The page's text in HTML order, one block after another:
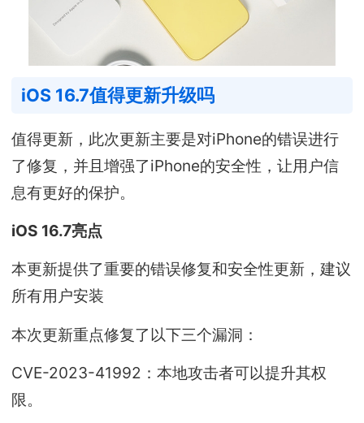
iOS 16.7值得更新升级吗
值得更新，此次更新主要是对iPhone的错误进行
了修复，并且增强了iPhone的安全性，让用户信
息有更好的保护。
iOS 16.7亮点
本更新提供了重要的错误修复和安全性更新，建议
所有用户安装
本次更新重点修复了以下三个漏洞：
CVE-2023-41992：本地攻击者可以提升其权
限。